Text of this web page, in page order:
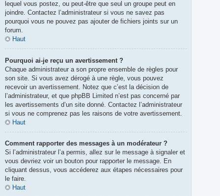
lequel vous postez, ou peut-être que seul un groupe peut en
joindre. Contactez l’administrateur si vous ne savez pas
pourquoi vous ne pouvez pas ajouter de fichiers joints sur un
forum.
Haut
Pourquoi ai-je reçu un avertissement ?
Chaque administrateur a son propre ensemble de règles pour
son site. Si vous avez dérogé à une règle, vous pouvez
recevoir un avertissement. Notez que c’est la décision de
l’administrateur, et que phpBB Limited n’est pas concerné par
les avertissements d’un site donné. Contactez l’administrateur
si vous ne comprenez pas les raisons de votre avertissement.
Haut
Comment rapporter des messages à un modérateur ?
Si l’administrateur l’a permis, allez sur le message à signaler et
vous devriez voir un bouton pour rapporter le message. En
cliquant dessus, vous accéderez aux étapes nécessaires pour
le faire.
Haut